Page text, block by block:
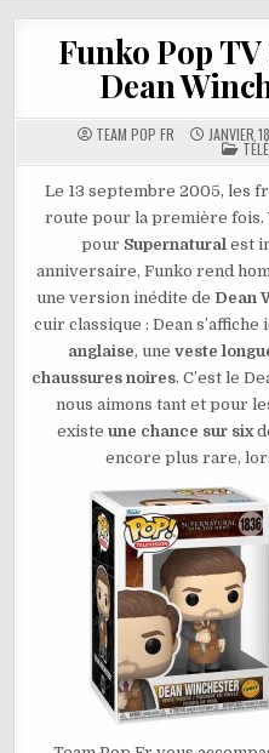
Funko Pop
Dean
TEAM POP FR JANVIER
IN
Le 13 septembre 2005, les
route pour la première fois.
pour Supernatural est
anniversaire, Funko rend
une version inédite de Dean
cuir classique : Dean s’affiche
anglaise, une veste
chaussures noires. C’est le
nous aimons tant et pour
existe une chance sur six
encore plus rare,